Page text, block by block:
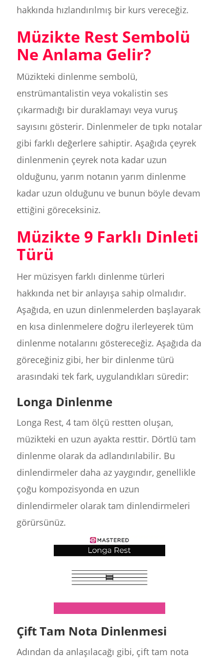
hakkında hızlandırılmış bir kurs vereceğiz.
Müzikte Rest Sembolü
Ne Anlama Gelir?
Müzikteki dinlenme sembolü,
enstrümantalistin veya vokalistin ses
çıkarmadığı bir duraklamayı veya vuruş
sayısını gösterir. Dinlenmeler de tıpkı notalar
gibi farklı değerlere sahiptir. Aşağıda çeyrek
dinlenmenin çeyrek nota kadar uzun
olduğunu, yarım notanın yarım dinlenme
kadar uzun olduğunu ve bunun böyle devam
ettiğini göreceksiniz.
Müzikte 9 Farklı Dinleti
Türü
Her müzisyen farklı dinlenme türleri
hakkında net bir anlayışa sahip olmalıdır.
Aşağıda, en uzun dinlenmelerden başlayarak
en kısa dinlenmelere doğru ilerleyerek tüm
dinlenme notalarını göstereceğiz. Aşağıda da
göreceğiniz gibi, her bir dinlenme türü
arasındaki tek fark, uygulandıkları süredir:
Longa Dinlenme
Longa Rest, 4 tam ölçü restten oluşan,
müzikteki en uzun ayakta resttir. Dörtlü tam
dinlenme olarak da adlandırılabilir. Bu
dinlendirmeler daha az yaygındır, genellikle
çoğu kompozisyonda en uzun
dinlendirmeler olarak tam dinlendirmeleri
görürsünüz.
Çift Tam Nota Dinlenmesi
Adından da anlaşılacağı gibi, çift tam nota